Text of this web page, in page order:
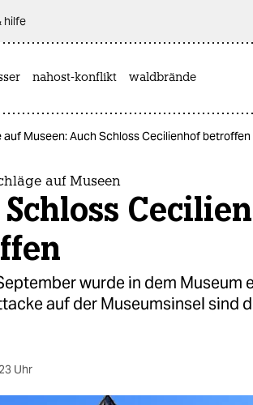
hilfe
nahost-konflikt waldbrände
auf Museen: Auch Schloss Cecilienhof betroffen
auf Museen
wurde in dem Museum
auf der Museumsinsel sind
Uhr